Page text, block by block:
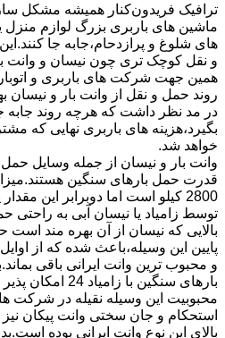
ترافیک فریدون‌کنار همیشه مشکل
ماشین های باربری بزرگ لوازم منزل
های شلوغ و پرازدحام،جابه جا
و نقل کوچک تری چون نیسان و وانت
همین جهت شرکت های باربری و
روند حمل و نقل از وانت بار و نیسان
در مد نظر داشت که هرچه روند جابه
بگیرد،هزینه های باربری نهایی که
خواهد شد.
وانت بار و نیسان از جمله وسایل حمل
قدرت حمل بارهای سنگین
توسط زامیاد یا نیسان آبی به
بالایی که نیسان از آن بهره مند است
پایین این وسیله،باعث شده که از
و محبوب ترین وانت ایرانی باقی
بارهای سنگین با
محبوبیت این وسیله نقیله در شرکت
استحکام و جان سختی وانت پیکان